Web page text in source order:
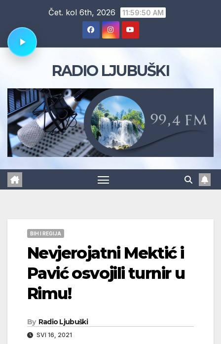
content
Čet. kol 6th, 2026 11:59:51 AM
RADIO LJUBUŠKI
BIH I REGIJA
Nevjerojatni Mektić i
Pavić osvojili turnir u
Rimu!
By Radio Ljubuški
SVI 16, 2021